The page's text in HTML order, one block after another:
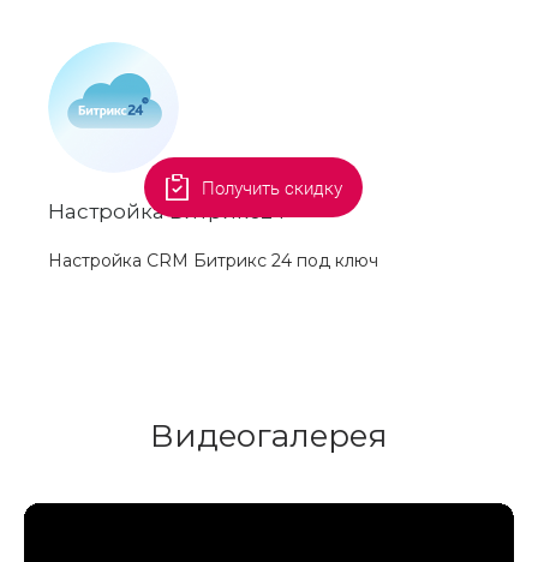
Настройка Битрикс24
Настройка CRM Битрикс 24 под ключ
Видеогалерея
Получить скидку